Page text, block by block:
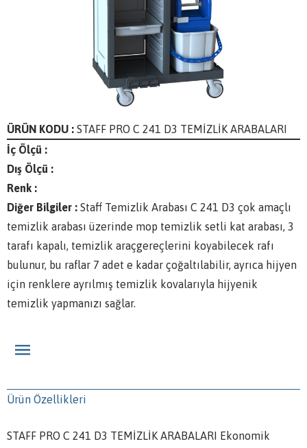
ÜRÜN KODU : STAFF PRO C 241 D3 TEMİZLİK ARABALARI
İç Ölçü :
Dış Ölçü :
Renk :
Diğer Bilgiler : Staff Temizlik Arabası C 241 D3 çok amaçlı
temizlik arabası üzerinde mop temizlik setli kat arabası, 3
tarafı kapalı, temizlik araçgereçlerini koyabilecek rafı
bulunur, bu raflar 7 adet e kadar çoğaltılabilir, ayrıca hijyen
için renklere ayrılmış temizlik kovalarıyla hijyenik
temizlik yapmanızı sağlar.
Ürün Özellikleri
STAFF PRO C 241 D3 TEMİZLİK ARABALARI Ekonomik